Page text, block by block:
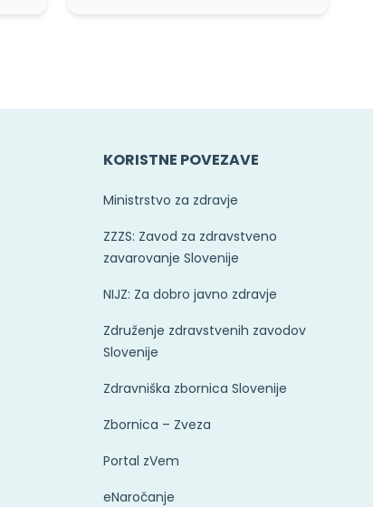
KORISTNE POVEZAVE
Ministrstvo za zdravje
ZZZS: Zavod za zdravstveno
zavarovanje Slovenije
NIJZ: Za dobro javno zdravje
Združenje zdravstvenih zavodov
Slovenije
Zdravniška zbornica Slovenije
Zbornica – Zveza
Portal zVem
eNaročanje